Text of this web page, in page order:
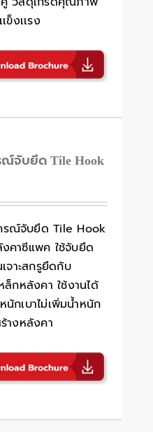
ข็งเเรง
จับยึด Tile Hook
รณ์จับยึด Tile Hook
คาซีแพค ใช้จับยึด
จาะสกรูยึดกับ
ล็กหลังคา ใช้งานได้
นักเบาไม่เพิ่มน้ำหนัก
างหลังคา